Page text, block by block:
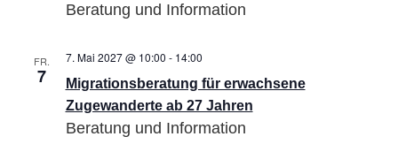
Beratung und Information
FR.
7
Migrationsberatung für erwachsene
Zugewanderte ab 27 Jahren
7. Mai 2027 @ 10:00 - 14:00
erwachsene
Zugewanderte
ab
27
Beratung und Information